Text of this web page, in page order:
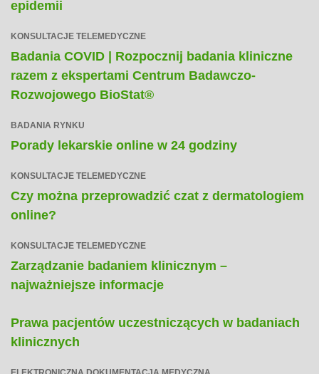
epidemii
KONSULTACJE TELEMEDYCZNE
Badania COVID | Rozpocznij badania kliniczne
razem z ekspertami Centrum Badawczo-
Rozwojowego BioStat®
BADANIA RYNKU
Porady lekarskie online w 24 godziny
KONSULTACJE TELEMEDYCZNE
Czy można przeprowadzić czat z dermatologiem
online?
KONSULTACJE TELEMEDYCZNE
Zarządzanie badaniem klinicznym –
najważniejsze informacje
Prawa pacjentów uczestniczących w badaniach
klinicznych